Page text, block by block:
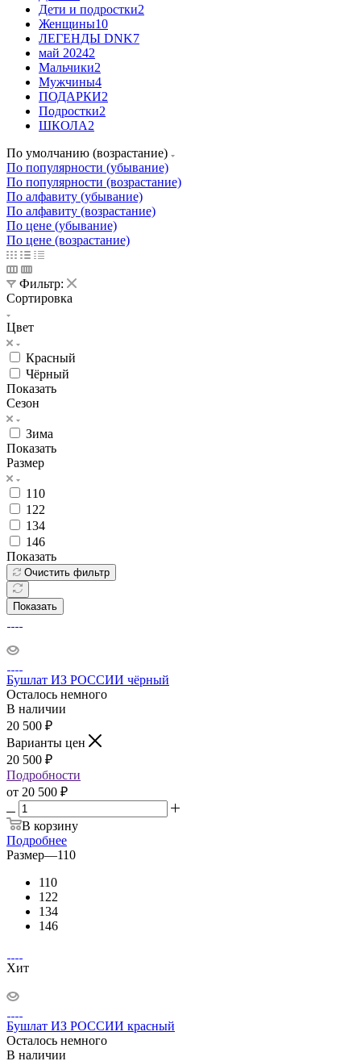
Дети и подростки2
Женщины10
ЛЕГЕНДЫ DNK7
май 20242
Мальчики2
Мужчины4
ПОДАРКИ2
Подростки2
ШКОЛА2
По умолчанию (возрастание)
По популярности (убывание)
По популярности (возрастание)
По алфавиту (убывание)
По алфавиту (возрастание)
По цене (убывание)
По цене (возрастание)
Фильтр:
Сортировка
Цвет
Красный
Чёрный
Показать
Сезон
Зима
Показать
Размер
110
122
134
146
Показать
Очистить фильтр
Показать
Бушлат ИЗ РОССИИ чёрный
Осталось немного
В наличии
20 500 ₽
Варианты цен
20 500 ₽
Подробности
от 20 500 ₽
В корзину
Подробнее
Размер—110
110
122
134
146
Хит
Бушлат ИЗ РОССИИ красный
Осталось немного
В наличии